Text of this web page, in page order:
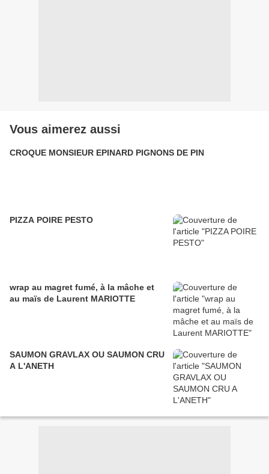
Vous aimerez aussi
CROQUE MONSIEUR EPINARD PIGNONS DE PIN
PIZZA POIRE PESTO
wrap au magret fumé, à la mâche et
au maïs de Laurent MARIOTTE
SAUMON GRAVLAX OU SAUMON CRU
A L'ANETH